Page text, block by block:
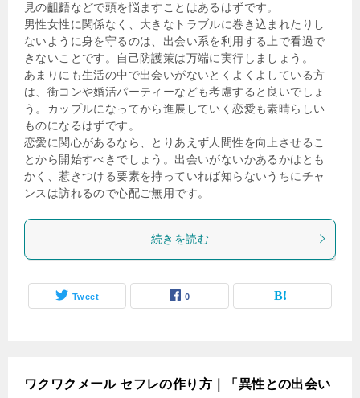
見の齟齬などで頭を悩ますことはあるはずです。
男性女性に関係なく、大きなトラブルに巻き込まれたりし
ないように身を守るのは、出会い系を利用する上で看過で
きないことです。自己防護策は万端に実行しましょう。
あまりにも生活の中で出会いがないとくよくよしている方
は、街コンや婚活パーティーなども考慮すると良いでしょ
う。カップルになってから進展していく恋愛も素晴らしい
ものになるはずです。
恋愛に関心があるなら、とりあえず人間性を向上させるこ
とから開始すべきでしょう。出会いがないかあるかはとも
かく、惹きつける要素を持っていれば知らないうちにチャ
ンスは訪れるので心配ご無用です。
続きを読む
Tweet 0
ワクワクメール セフレの作り方｜「異性との出会い